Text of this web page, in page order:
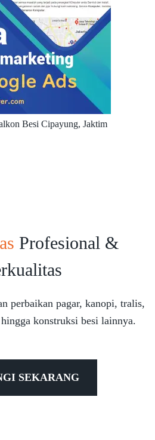
Besi Cipayung, Jaktim
Profesional &
perbaikan pagar, kanopi, tralis,
konstruksi besi lainnya.
SEKARANG